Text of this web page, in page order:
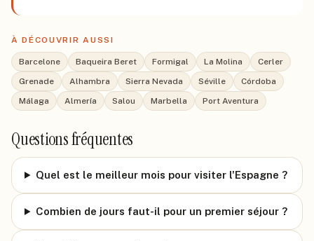
À DÉCOUVRIR AUSSI
Barcelone Baqueira Beret Formigal La Molina
Cerler
Grenade
Alhambra Sierra Nevada Séville
Córdoba
Málaga
Almería Salou Marbella Port Aventura
Questions fréquentes
Quel est le meilleur mois pour visiter l'Espagne ?
Combien de jours faut-il pour un premier séjour ?